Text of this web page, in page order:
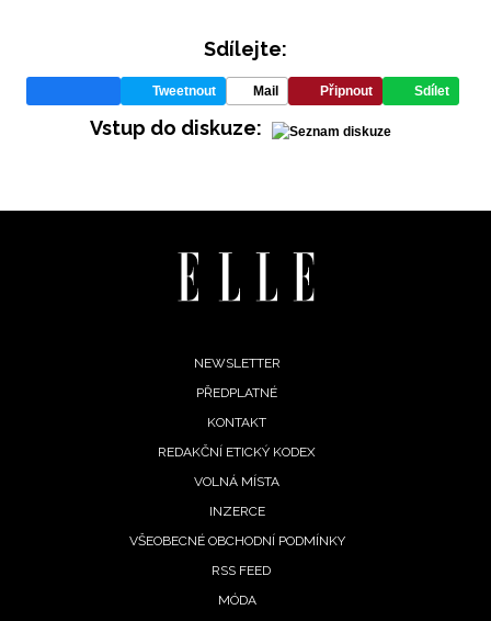
Sdílejte:
Tweetnout Mail Připnout Sdílet
Vstup do diskuze:
NEWSLETTER
PŘEDPLATNÉ
KONTAKT
REDAKČNÍ ETICKÝ KODEX
VOLNÁ MÍSTA
INZERCE
VŠEOBECNÉ OBCHODNÍ PODMÍNKY
RSS FEED
MÓDA